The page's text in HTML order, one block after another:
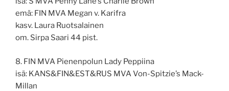
emä: FIN MVA Megan v. Karifra
kasv. Laura Ruotsalainen
om. Sirpa Saari 44 pist.
8. FIN MVA Pienenpolun Lady Peppiina
isä: KANS&FIN&EST&RUS MVA Von-Spitzie’s Mack-
Millan